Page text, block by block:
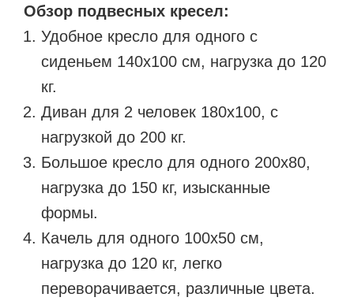
Обзор подвесных кресел:
Удобное кресло для одного с
сиденьем 140x100 см, нагрузка до 120
кг.
Диван для 2 человек 180х100, с
нагрузкой до 200 кг.
Большое кресло для одного 200x80,
нагрузка до 150 кг, изысканные
формы.
Качель для одного 100x50 см,
нагрузка до 120 кг, легко
переворачивается, различные цвета.